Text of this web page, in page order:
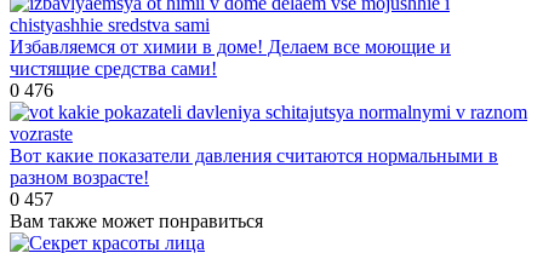
Избавляемся от химии в доме! Делаем все моющие и
чистящие средства сами!
0 476
Вот какие показатели давления считаются нормальными в
разном возрасте!
0 457
Вам также может понравиться